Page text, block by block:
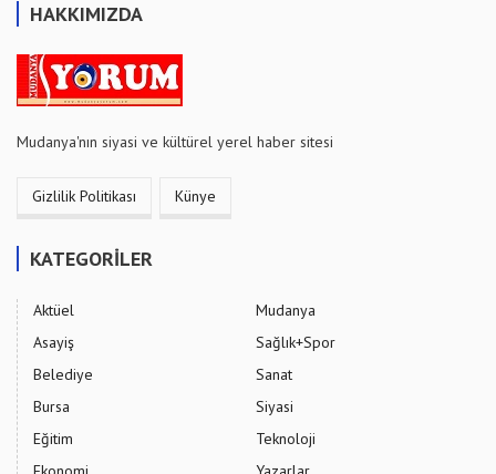
HAKKIMIZDA
Mudanya'nın siyasi ve kültürel yerel haber sitesi
Gizlilik Politikası Künye
KATEGORİLER
Aktüel
Asayiş
Belediye
Bursa
Eğitim
Mudanya
Sağlık+Spor
Sanat
Siyasi
Teknoloji